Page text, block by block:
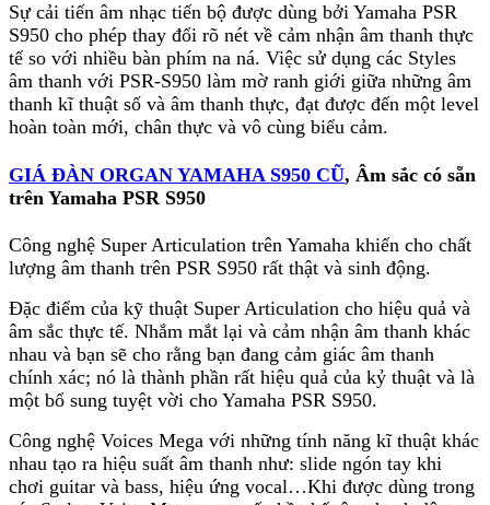
Sự cải tiến âm nhạc tiến bộ được dùng bởi Yamaha PSR
S950 cho phép thay đổi rõ nét về cảm nhận âm thanh thực
tế so với nhiều bàn phím na ná. Việc sử dụng các Styles
âm thanh với PSR-S950 làm mờ ranh giới giữa những âm
thanh kĩ thuật số và âm thanh thực, đạt được đến một level
hoàn toàn mới, chân thực và vô cùng biểu cảm.
GIÁ ĐÀN ORGAN YAMAHA S950 CŨ, Âm sắc có sẵn
trên Yamaha PSR S950
Công nghệ Super Articulation trên Yamaha khiến cho chất
lượng âm thanh trên PSR S950 rất thật và sinh động.
Đặc điểm của kỹ thuật Super Articulation cho hiệu quả và
âm sắc thực tế. Nhắm mắt lại và cảm nhận âm thanh khác
nhau và bạn sẽ cho rằng bạn đang cảm giác âm thanh
chính xác; nó là thành phần rất hiệu quả của kỷ thuật và là
một bổ sung tuyệt vời cho Yamaha PSR S950.
Công nghệ Voices Mega với những tính năng kĩ thuật khác
nhau tạo ra hiệu suất âm thanh như: slide ngón tay khi
chơi guitar và bass, hiệu ứng vocal…Khi được dùng trong